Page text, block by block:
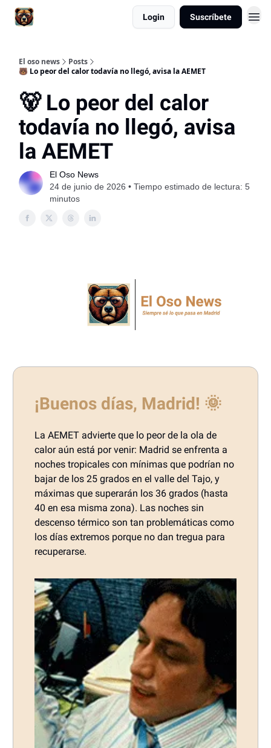
Login Suscríbete
El oso news
Posts
🐻 Lo peor del calor todavía no llegó, avisa la AEMET
🐻 Lo peor del calor
todavía no llegó, avisa
la AEMET
El Oso News
24 de junio de 2026 • Tiempo estimado de lectura: 5
minutos
¡Buenos días, Madrid! 🌞
La AEMET advierte que lo peor de la ola de
calor aún está por venir: Madrid se enfrenta a
noches tropicales con mínimas que podrían no
bajar de los 25 grados en el valle del Tajo, y
máximas que superarán los 36 grados (hasta
40 en esa misma zona). Las noches sin
descenso térmico son tan problemáticas como
los días extremos porque no dan tregua para
recuperarse.